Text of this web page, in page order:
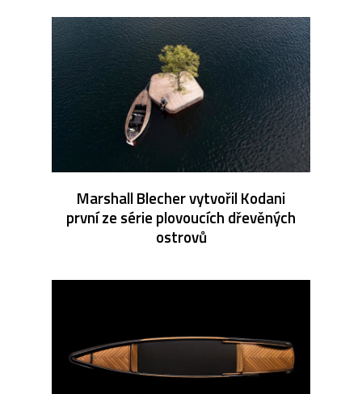
Marshall Blecher vytvořil Kodani
první ze série plovoucích dřevěných
ostrovů